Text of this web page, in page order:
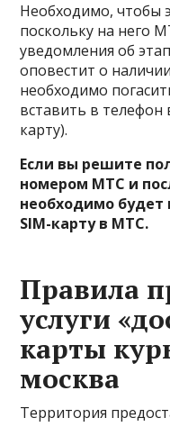
Необходимо, чтобы
поскольку на него
уведомления об
оповестит о
необходимо
вставить в
карту).
Если вы решите
номером МТС и
необходимо будет
SIM-карту в МТС.
Правила
услуги
карты
москва
Территория